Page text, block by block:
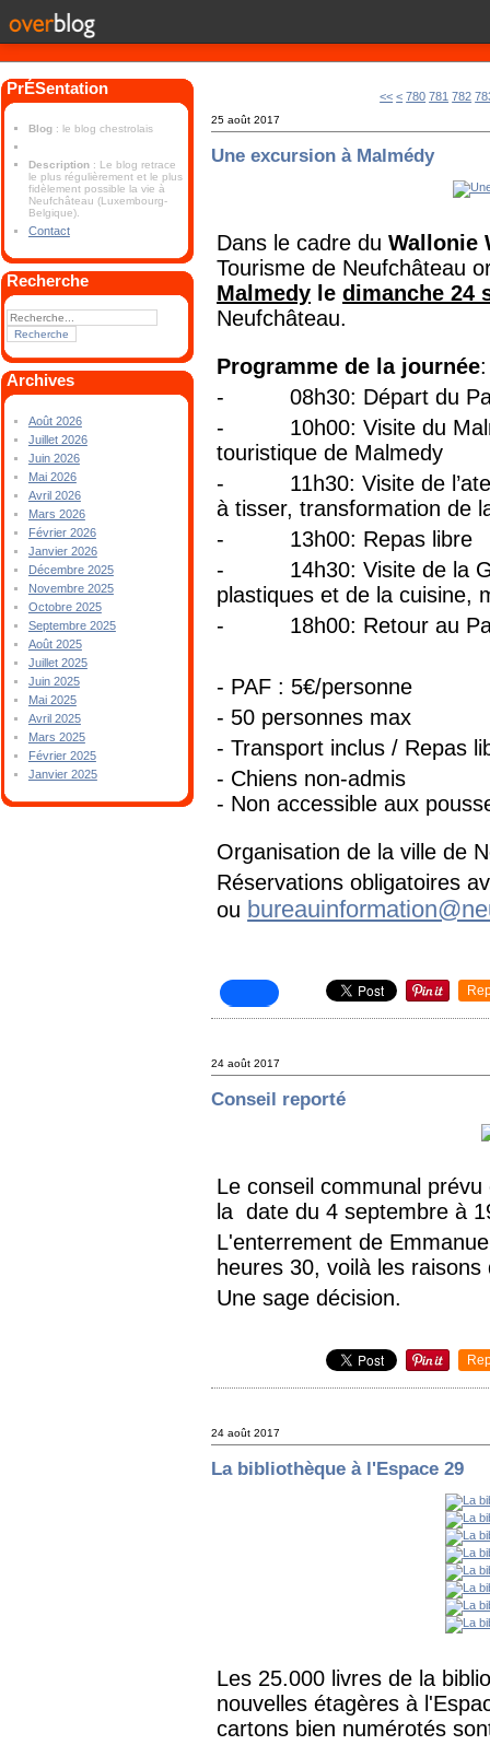
PrÉSentation
Blog : le blog chestrolais
Description : Le blog retrace
le plus régulièrement et le plus
fidèlement possible la vie à
Neufchâteau (Luxembourg-
Belgique).
Contact
Recherche
Archives
Août 2026
Juillet 2026
Juin 2026
Mai 2026
Avril 2026
Mars 2026
Février 2026
Janvier 2026
Décembre 2025
Novembre 2025
Octobre 2025
Septembre 2025
Août 2025
Juillet 2025
Juin 2025
Mai 2025
Avril 2025
Mars 2025
Février 2025
Janvier 2025
<< < 700
710
720
730
740
750
760
770
780 781 782
25 août 2017
Une excursion à Malmédy
Dans le cadre duWallonie
Tourisme de Neufchâteau
Malmedy ledimanche 24
Neufchâteau.
Programme de la journée:
-
08h30: Départ du
- 10h00: Visite du
touristique de Malmedy
- 11h30: Visite de
à tisser, transformation de
- 13h00: Repas libre
- 14h30: Visite de la
plastiques et de la cuisine,
- 18h00: Retour au
- PAF : 5€/personne
- 50 personnes max
- Transport inclus / Repas
- Chiens non-admis
- Non accessible aux
Organisation de la ville de
Réservations obligatoires
ou
24 août 2017
Conseil reporté
Le conseil communal
la date du 4 septembre à
L'enterrement de
heures 30, voilà les
Une sage décision.
24 août 2017
La bibliothèque à l'Espace 29
Les 25.000 livres de la
nouvelles étagères à
cartons bien numérotés